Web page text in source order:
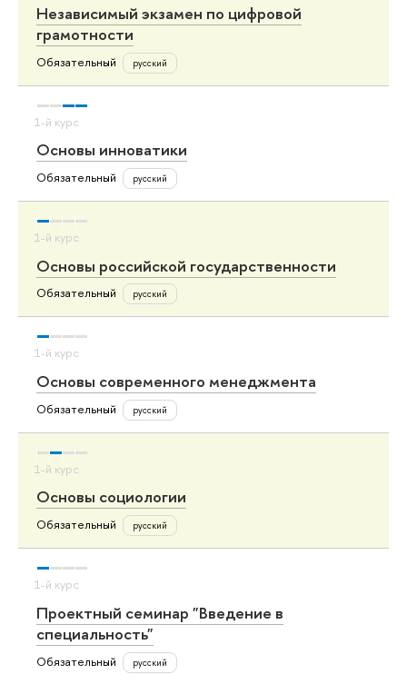
Независимый экзамен по цифровой
грамотности
Обязательный русский
Основы инноватики
Обязательный русский
Основы российской государственности
Обязательный русский
Основы современного менеджмента
Обязательный русский
Основы социологии
Обязательный русский
Проектный семинар "Введение в
специальность"
Обязательный русский